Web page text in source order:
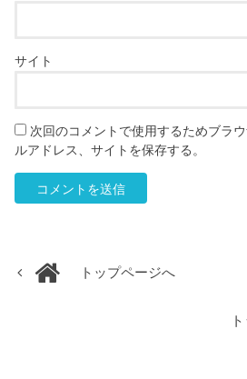
サイト
次回のコメントで使用するためブラ
ルアドレス、サイトを保存する。
トップページへ